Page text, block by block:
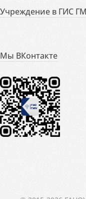
Учреждение в ГИС
Мы ВКонтакте